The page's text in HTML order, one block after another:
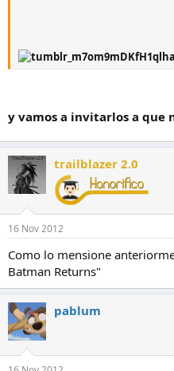
y vamos a invitarlos a que
trailblazer 2.0
16 Nov 2012
Como lo mensione
Batman Returns"
pablum